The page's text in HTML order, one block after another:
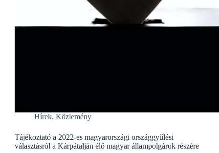
Hírek, Közlemény
Tájékoztató a 2022-es magyarországi országgyűlési
választásról a Kárpátalján élő magyar állampolgárok részére